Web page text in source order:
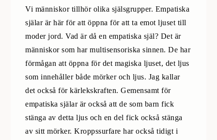
Vi människor tillhör olika själsgrupper. Empatiska
själar är här för att öppna för att ta emot ljuset till
moder jord. Vad är då en empatiska själ? Det är
människor som har multisensoriska sinnen. De har
förmågan att öppna för det magiska ljuset, det ljus
som innehåller både mörker och ljus. Jag kallar
det också för kärlekskraften. Gemensamt för
empatiska själar är också att de som barn fick
stänga av detta ljus och en del fick också stänga
av sitt mörker. Kroppssurfare har också tidigt i